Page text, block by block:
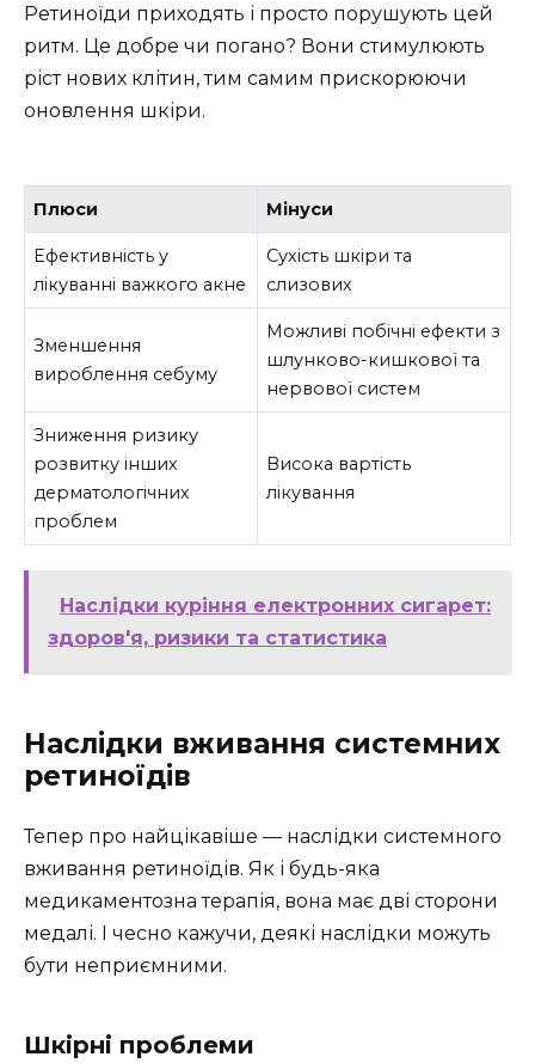
Ретиноїди приходять і просто порушують цей
ритм. Це добре чи погано? Вони стимулюють
ріст нових клітин, тим самим прискорюючи
оновлення шкіри.
Плюси Мінуси
Ефективність у
лікуванні важкого акне
Сухість шкіри та
слизових
Зменшення
вироблення себуму
Можливі побічні ефекти з
шлунково-кишкової та
нервової систем
Зниження ризику
розвитку інших
дерматологічних
проблем
Висока вартість
лікування
Наслідки куріння електронних сигарет:
здоров'я, ризики та статистика
Наслідки вживання системних
ретиноїдів
Тепер про найцікавіше — наслідки системного
вживання ретиноїдів. Як і будь-яка
медикаментозна терапія, вона має дві сторони
медалі. І чесно кажучи, деякі наслідки можуть
бути неприємними.
Шкірні проблеми